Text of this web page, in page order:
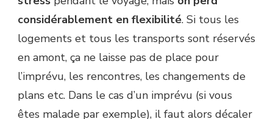
considérablement en flexibilité. Si tous les
logements et tous les transports sont réservés
en amont, ça ne laisse pas de place pour
l’imprévu, les rencontres, les changements de
plans etc. Dans le cas d’un imprévu (si vous
êtes malade par exemple), il faut alors décaler